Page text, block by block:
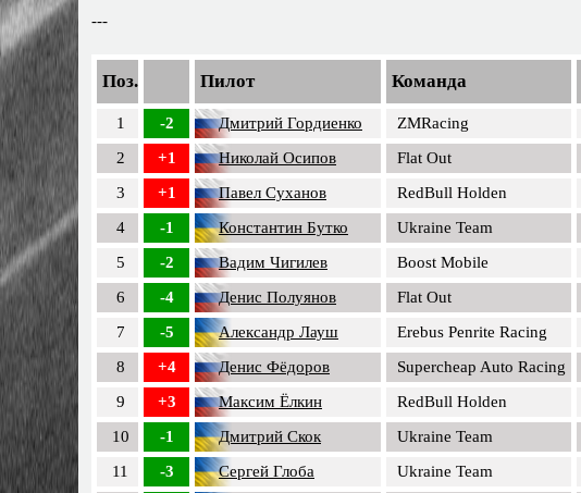
---
Поз. Пилот Команда
1 -2 Дмитрий Гордиенко ZMRacing
2
+1 Николай Осипов Flat Out
3
+1 Павел Суханов RedBull Holden
4
-1 Константин Бутко Ukraine Team
5
-2 Вадим Чигилев Boost Mobile
6
-4 Денис Полуянов Flat Out
7
-5 Александр Лауш Erebus Penrite Racing
8
+4 Денис Фёдоров Supercheap Auto Racing
9
+3 Максим Ёлкин RedBull Holden
10
-1 Дмитрий Скок Ukraine Team
11
-3 Сергей Глоба Ukraine Team